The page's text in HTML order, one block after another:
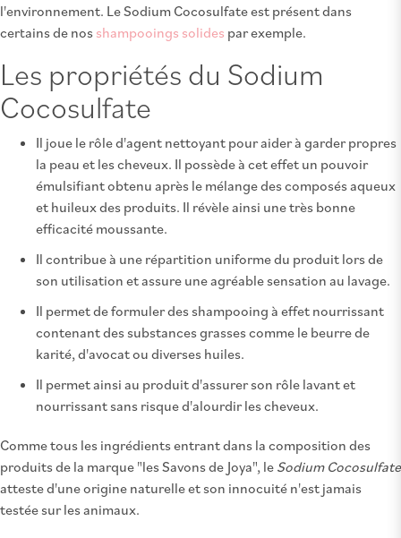
l'environnement. Le Sodium Cocosulfate est présent dans
certains de nos shampooings solides par exemple.
Les propriétés du Sodium
Cocosulfate
Il joue le rôle d'agent nettoyant pour aider à garder propres
la peau et les cheveux. Il possède à cet effet un pouvoir
émulsifiant obtenu après le mélange des composés aqueux
et huileux des produits. Il révèle ainsi une très bonne
efficacité moussante.
Il contribue à une répartition uniforme du produit lors de
son utilisation et assure une agréable sensation au lavage.
Il permet de formuler des shampooing à effet nourrissant
contenant des substances grasses comme le beurre de
karité, d'avocat ou diverses huiles.
Il permet ainsi au produit d'assurer son rôle lavant et
nourrissant sans risque d'alourdir les cheveux.
Comme tous les ingrédients entrant dans la composition des
produits de la marque "les Savons de Joya", le Sodium Cocosulfate
atteste d'une origine naturelle et son innocuité n'est jamais
testée sur les animaux.